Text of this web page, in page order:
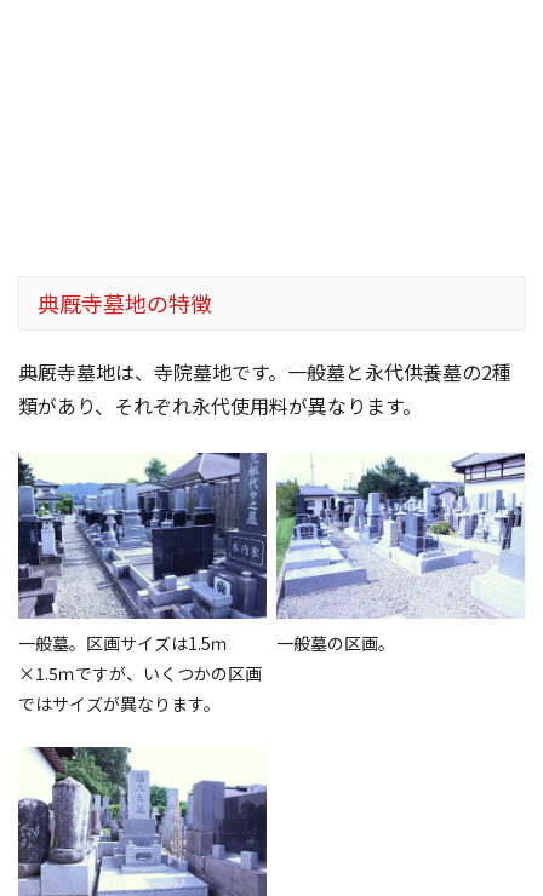
典厩寺墓地の特徴
典厩寺墓地は、寺院墓地です。一般墓と永代供養墓の2種
類があり、それぞれ永代使用料が異なります。
一般墓。区画サイズは1.5ｍ
×1.5ｍですが、いくつかの区画
ではサイズが異なります。
一般墓の区画。